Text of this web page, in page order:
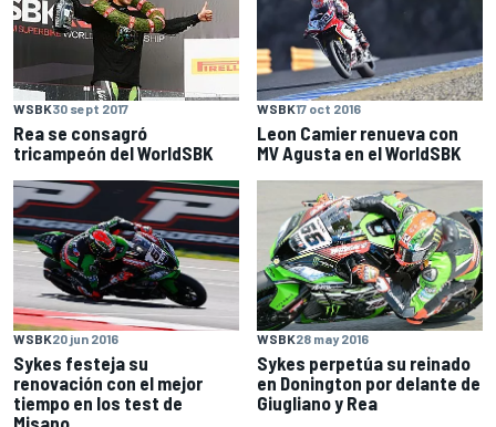
WSBK30 sept 2017
Rea se consagró
tricampeón del WorldSBK
WSBK17 oct 2016
Leon Camier renueva con
MV Agusta en el WorldSBK
WSBK20 jun 2016
Sykes festeja su
renovación con el mejor
tiempo en los test de
Misano
WSBK28 may 2016
Sykes perpetúa su reinado
en Donington por delante de
Giugliano y Rea